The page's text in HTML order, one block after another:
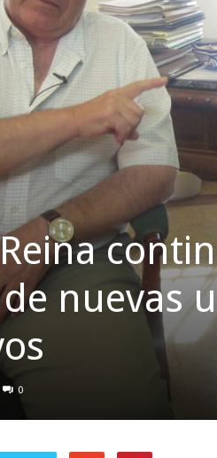
nuevas
0